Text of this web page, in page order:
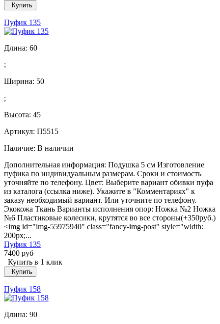
Купить
Пуфик 135
Длина: 60
;
Ширина: 50
;
Высота: 45
Артикул: П5515
Наличие: В наличии
Дополнительная информация: Подушка 5 см Изготовление
пуфика по индивидуальным размерам. Сроки и стоимость
уточняйте по телефону. Цвет: Выберите вариант обивки пуфа
из каталога (ссылка ниже). Укажите в "Комментариях" к
заказу необходимый вариант. Или уточните по телефону.
Экокожа Ткань Варианты исполнения опор: Ножка №2 Ножка
№6 Пластиковые колесики, крутятся во все стороны(+350руб.)
<img id="img-55975940" class="fancy-img-post" style="width:
200px;...
Пуфик 135
7400 руб
Купить в 1 клик
Купить
Пуфик 158
Длина: 90